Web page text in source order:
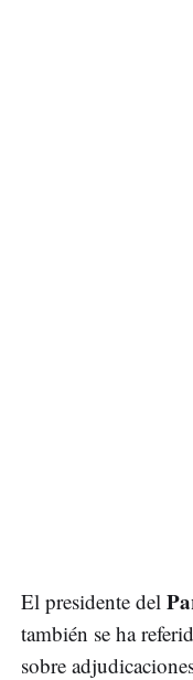
El presidente del
también se ha
sobre